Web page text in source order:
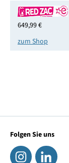
649,99 €
zum Shop
Folgen Sie uns